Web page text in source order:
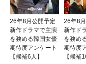
26年8月公開予定
新作ドラマで主演
を務める韓国女優
期待度アンケート
【候補6人】
26年8
新作ド
を務め
期待度
【候補